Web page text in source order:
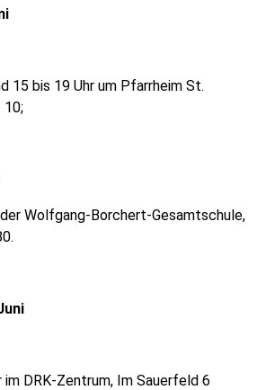
15 bis 19 Uhr um Pfarrheim St.
10;
Wolfgang-Borchert-Gesamtschule,
im DRK-Zentrum, Im Sauerfeld 6